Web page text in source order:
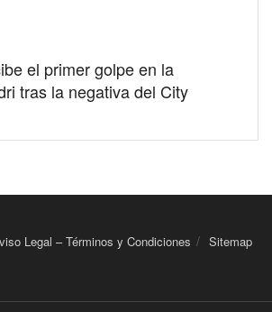
el primer golpe en la
tras la negativa del City
Legal – Términos y Condiciones Sitemap